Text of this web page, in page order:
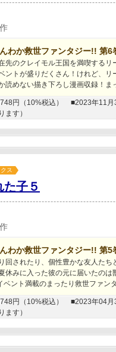
作
わか救世ファンタジー!! 第6
先のクレイモル王国を満喫する
ントが盛りだくさん！けれど、
めない描き下ろし漫画収録！ま
円（10%税込）
■2023年11月
ます）
ス
子５
作
わか救世ファンタジー!! 第5
回されたり、個性豊かな友人た
休みに入った彼の元に届いたの
ント満載のまったり救世ファン
円（10%税込）
■2023年04月
ます）